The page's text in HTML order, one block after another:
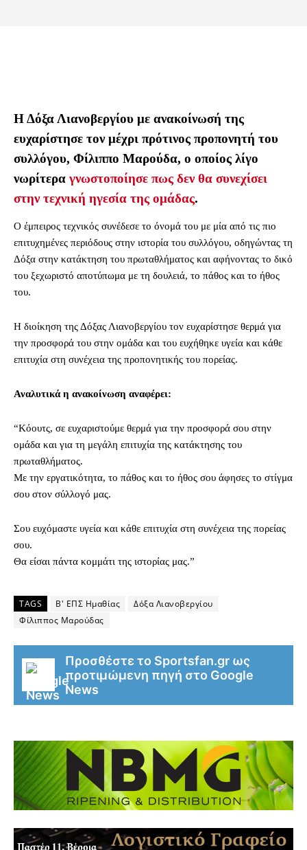
Η Δόξα Λιανοβεργίου με ανακοίνωσή της
ευχαρίστησε τον μέχρι πρότινος προπονητή του
συλλόγου, Φίλιππο Μαρούδα, ο οποίος λίγο
νωρίτερα γνωστοποίησε πως δεν θα συνεχίσει
στην τεχνική ηγεσία της ομάδας.
Ο έμπειρος τεχνικός συνέδεσε το όνομά του με μία από τις πιο
επιτυχημένες περιόδους στην ιστορία του συλλόγου, οδηγώντας τη
Δόξα στην κατάκτηση του πρωταθλήματος και αφήνοντας το δικό
του ξεχωριστό αποτύπωμα με τη δουλειά, το πάθος και το ήθος
του.
Η διοίκηση της Δόξας Λιανοβεργίου τον ευχαρίστησε θερμά για
την προσφορά του στην ομάδα και του ευχήθηκε υγεία και κάθε
επιτυχία στη συνέχεια της προπονητικής του πορείας.
Αναλυτικά η ανακοίνωση αναφέρει:
“Κόουτς, σε ευχαριστούμε θερμά για την προσφορά σου στην
ομάδα και για τη μεγάλη επιτυχία της κατάκτησης του
πρωταθλήματος.
Με την εργατικότητα, το πάθος και το ήθος σου άφησες το στίγμα
σου στον σύλλογό μας.
Σου ευχόμαστε υγεία και κάθε επιτυχία στη συνέχεια της πορείας
σου.
Θα είσαι πάντα κομμάτι της ιστορίας μας.”
TAGS Β' ΕΠΣ Ημαθίας
Δόξα Λιανοβεργίου
Φίλιππος Μαρούδας
Προσθέστε το Sportsfan.gr ως
προτιμώμενη πηγή στο Google
News